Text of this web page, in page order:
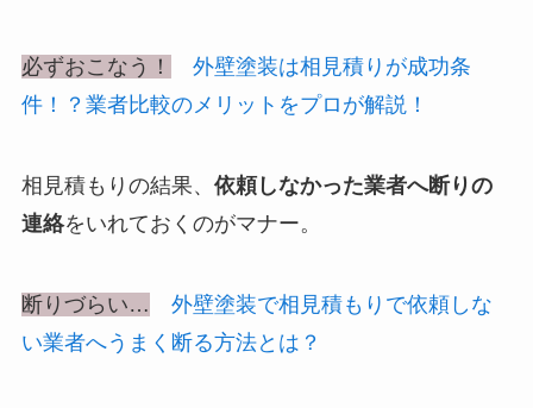
必ずおこなう！
外壁塗装は相見積りが成功条
件！？業者比較のメリットをプロが解説！
相見積もりの結果、 依頼しなかった業者へ断りの
連絡をいれておくのがマナー。
断りづらい…
外壁塗装で相見積もりで依頼しな
い業者へうまく断る方法とは？